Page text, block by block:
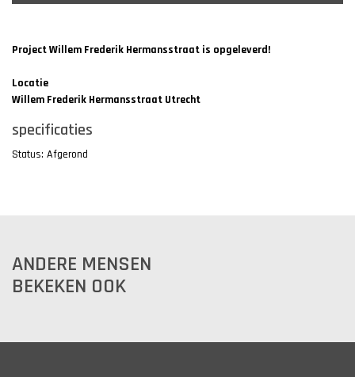
Project Willem Frederik Hermansstraat is opgeleverd!
Locatie
Willem Frederik Hermansstraat Utrecht
specificaties
Status: Afgerond
ANDERE MENSEN
BEKEKEN OOK